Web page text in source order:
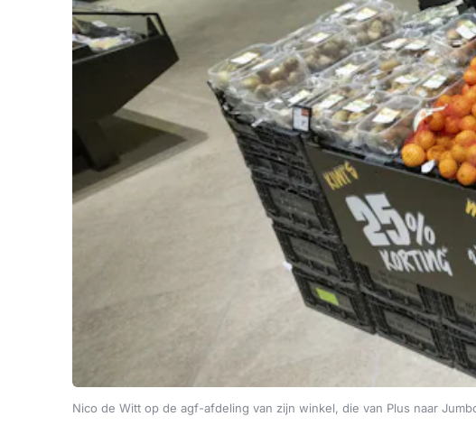
Nico de Witt op de agf-afdeling van zijn winkel, die van Plus naar